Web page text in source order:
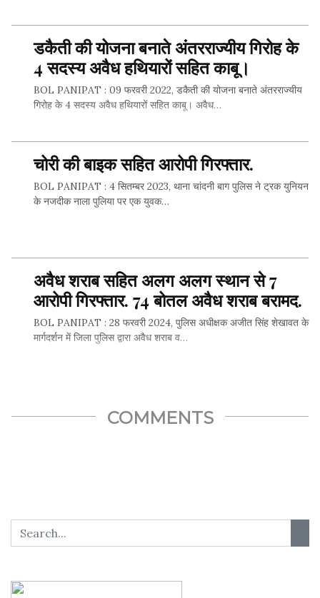
Twitter
SHARE THIS...
Whatsapp
Facebook
Twitter
डकैती की योजना बनाते अंतरराज्यीय गिरोह के
4 सदस्य अवैध हथियारों सहित काबू।
BOL PANIPAT : 09 फरवरी 2022, डकैती की योजना बनाते अंतरराज्यीय
गिरोह के 4 सदस्य अवैध हथियारों सहित काबू। अवैध…
SHARE THIS...
Whatsapp
Twitter
चोरी की बाइक सहित आरोपी गिरफ्तार.
BOL PANIPAT : 4 सितम्बर 2023, थाना चांदनी बाग पुलिस ने ट्रक युनियन
के नजदीक नाला पुलिया पर एक युवक…
Whatsapp
Facebook
अवैध शराब सहित अलग अलग स्थान से 7
आरोपी गिरफ्तार. 74 बोतल अवैध शराब बरामद.
BOL PANIPAT : 28 फरवरी 2024, पुलिस अधीक्षक अजीत सिंह शेखावत के
मार्गदर्शन में जिला पुलिस द्वारा अवैध शराब व…
Whatsapp
COMMENTS